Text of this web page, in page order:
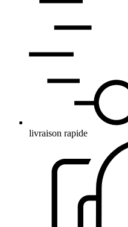
livraison rapide